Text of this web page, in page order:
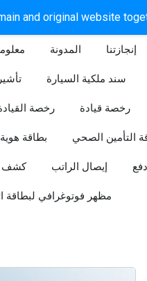
and original website
المدونة إنجازتنا
سند ملكية السيارة
رخصة رخصة قيادة
بطاقة التأمين الصحي
كشف إيصال الراتب
مظهر فوتوغرافي لبطاقة